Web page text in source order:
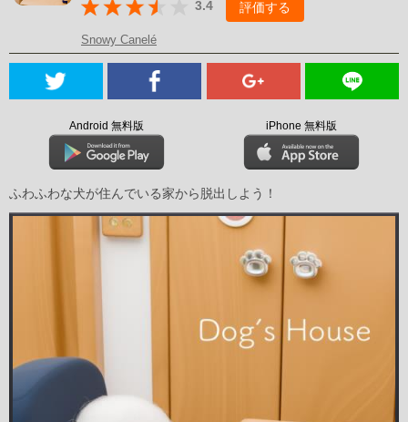
3.4 評価する
Snowy Canelé
Android 無料版 iPhone 無料版
ふわふわな犬が住んでいる家から脱出しよう！